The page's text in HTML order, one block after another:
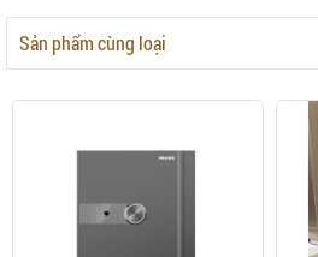
Sản phẩm cùng loại